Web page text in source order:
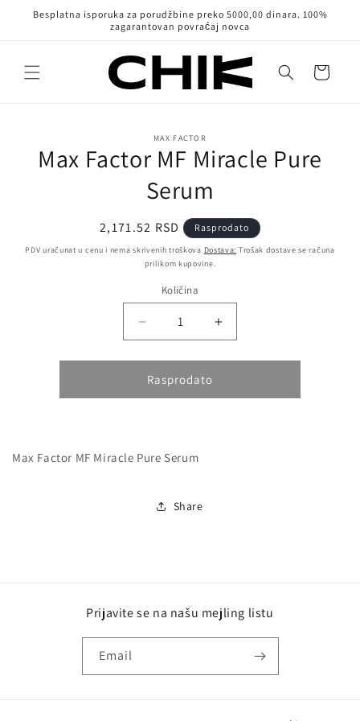
Pređi na
sadržaj
Besplatna isporuka za porudžbine preko 5000,00 dinara. 100%
zagarantovan povraćaj novca
Korpa
proizvodu
MAX FACTOR
Max Factor MF Miracle Pure
Serum
Regularna
cena
2,171.52 RSD Rasprodato
PDV uračunat u cenu i nema skrivenih troškova Dostava: Trošak dostave se računa
prilikom kupovine.
Količina
Količina
Smanji
količinu
za
Max
Factor
Serum
Povećaj
količinu
za
Factor
Rasprodato
Max Factor MF Miracle Pure Serum
Share
Prijavite se na našu mejling listu
Email